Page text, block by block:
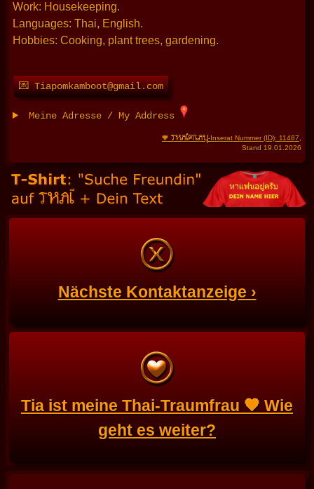
Work: Housekeeping.
Languages: Thai, English.
Hobbies: Cooking, plant trees, gardening.
💌 Tiapomkamboot@gmail.com
Meine Adresse / My Address
🧡 THAIFRAU-Inserat Nummer (ID): 11487
Stand 19.01.2026
Nächste Kontaktanzeige ›
Tia ist meine Thai-Traumfrau 🧡 Wie
geht es weiter?